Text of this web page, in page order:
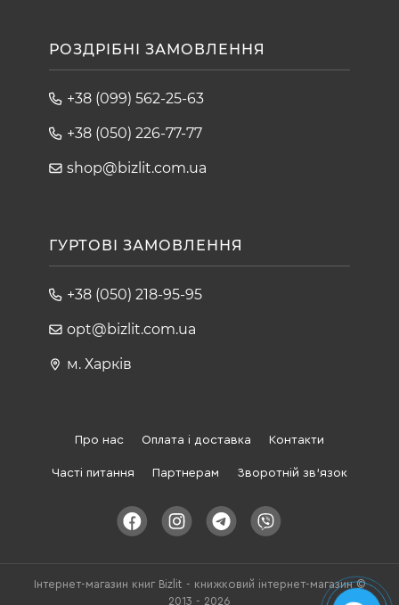
РОЗДРІБНІ ЗАМОВЛЕННЯ
+38 (099) 562-25-63
+38 (050) 226-77-77
shop@bizlit.com.ua
ГУРТОВІ ЗАМОВЛЕННЯ
+38 (050) 218-95-95
opt@bizlit.com.ua
м. Харків
Про нас Оплата і доставка Контакти
Часті питання Партнерам Зворотній зв'язок
Інтернет-магазин книг Bizlit - книжковий інтернет-магазин ©
2013 - 2026